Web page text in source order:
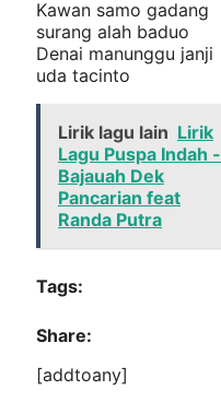
Kawan samo gadang
surang alah baduo
Denai manunggu janji
uda tacinto
Lirik lagu lain Lirik
Lagu Puspa Indah -
Bajauah Dek
Pancarian feat
Randa Putra
Tags:
Share:
[addtoany]